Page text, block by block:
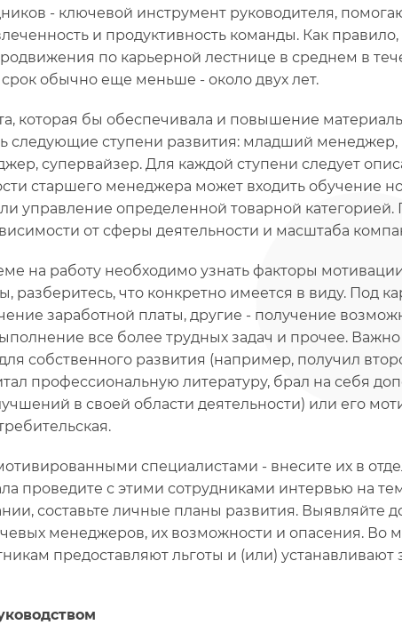
- ключевой инструмент руководителя,
и продуктивность команды. Как
по карьерной лестнице в среднем в
обычно еще меньше - около двух лет.
которая бы обеспечивала и повышение
следующие ступени развития: младший
супервайзер. Для каждой ступени следует
старшего менеджера может входить обучение
управление определенной товарной категорией.
от сферы деятельности и масштаба
на работу необходимо узнать факторы мотивации
разберитесь, что конкретно имеется в виду. Под
заработной платы, другие - получение
все более трудных задач и прочее.
собственного развития (например, получил
профессиональную литературу, брал на себя
в своей области деятельности) или его
специалистами - внесите их в
проведите с этими сотрудниками интервью на
составьте личные планы развития. Выявляйте
менеджеров, их возможности и опасения. Во
предоставляют льготы и (или) устанавливают